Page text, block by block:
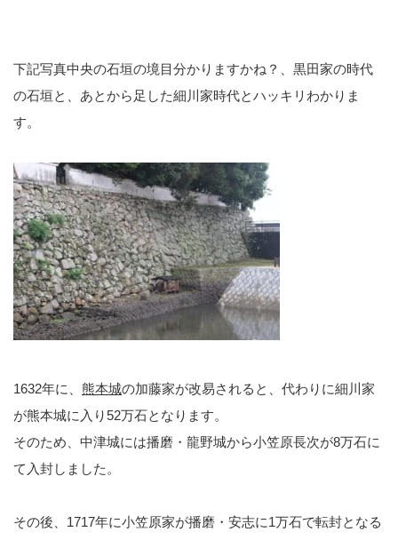
下記写真中央の石垣の境目分かりますかね？、黒田家の時代
の石垣と、あとから足した細川家時代とハッキリわかりま
す。
1632年に、 熊本城の加藤家が改易されると、代わりに細川家
が熊本城に入り52万石となります。
そのため、中津城には播磨・龍野城から小笠原長次が8万石に
て入封しました。
その後、1717年に小笠原家が播磨・安志に1万石で転封となる